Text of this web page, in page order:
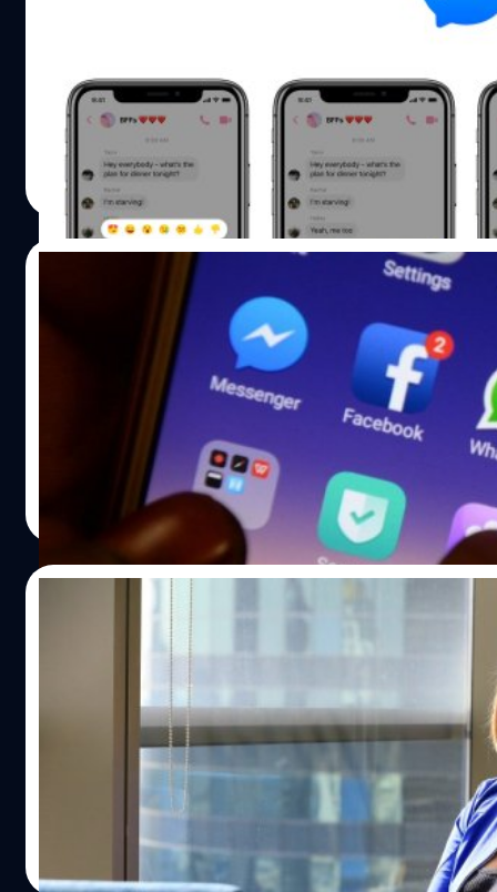
ความต้องการของคนไทย กับเทคโนโลยีระดับโลกจาก ‘โกเจ็ก
ให้ ‘เก็ท’สามารถเดินตามเป้าหมายเพื่อช่วยยกระดับคุณภาพ
ทดลองใช้ ได้มีการเรียกทริปใช้บริการเข้ามาแล้วกว่า2 ล้านครั้
เป็นบทพิสูจน์ที่ปฏิเสธไม่ได้เลยว่า ผู้บริโภคต้องการทางเลือก
โดยที่ผ่านมา คนขับของเราได้เดินทางไปทั่วกรุงเทพฯ แล้วเป็น
ทางกว่า 3 ล้านกิโลเมตร หรือเท่ากับระยะทางไปกลับระหว่างโ
ดวงจันทร์มากถึง 7 รอบ “ในช่วงทดสอบแอป เราได้รับผลตอ
จากทั้งกลุ่มคนขับและผู้ใช้บริการ และได้นำข้อมูลจากผู้ใช้งาน
พัฒนาบริการให้ตรงกับความต้องการมากยิ่งขึ้น ตอนนี้เราพร้
เสนอทั้ง 3 บริการ ประกอบด้วย GET…
ดังกล่าวเหมาะสำหรับใครที่ส่งข้อความผิด จนไปถึงส่งข้อคว
เพราะสามารถลบข้อความได้ทันก่อนที่ใครจะมาเห็น ฟีเจอร์ลบ
ข้อความหรือ Unsend ทำงานได้โดยการแตะบนข้อความที่ถูก
ระยะเวลาไม่เกิน 10 นาที โดยจะมีสองตัวเลือกเด้งขึ้นมาให้เลือ
ได้แก่ Remove for Everyone และ Remove for You Remove
Everyone: ลบไม่ให้ทุกคนเห็น Remove for You: ลบไม่ให้คุ
เห็นคนเดียว เมื่อลบข้อความไปแล้วก็จะมีข้อความขึ้นมาแทนว่
removed a message" ข้อความจะถูกลบไปทั้งสองฝ่ายหากเลื
Remove for Everyone ครับ ก่อนหน้านี้มีรายงานว่า เดิมฟีเจอร์
Unsend นั้นถูกสร้างขึ้นสำหรับผู้บริหารระดับสูงอย่าง Mark
Zuckerburg เมื่อส่งข้อความไปแล้ว ข้อความจะหายไปตามระย
ที่กำหนดเอาไว้ หลังจากนั้นจึงมีประเด็นดังกล่าวออกมาจนทำ
Facebook ออกมาประกาศว่าจะพัฒนาฟีเจอร์ Unsend ออกม
คนใช้งานในวันเดียวกันนั้นเอง อ้างอิง
วัชรกุล พัฒนาประทีป| 2739 days ago
Read More
Facebook เตรียมรวม Messenger,
และ Instagram เป็นหนึ่งเดียว : อาจเริ่มใช้ต้นปี
Facebook เตรียมรวมบริการแอปแชทอย่าง WhatsApp,
และ Instagram ให้เป็นหนึ่งเดียว
ปรีดี ฤกษ์วลีกุล | 2751 days ago
Facebook เสริมความรู้ดิจิทัล เผยข้อมูลข่าวสา
Facebook ได้ดำเนินงานหลากด้านเพื่อปกป้องและรักษาความ
ด้านการนำเสนอข้อมูลและข่าวสารสำหรับการเลือกตั้ง ที่กำลัง
ขึ้นทั่วโลก และป้องกันการขัดขวางขั้นตอนการเลือกตั้งที่อาจเ
บนแพลตฟอร์ม รวมถึงการเพิ่มจำนวนพนักงานทั่วโลกเป็นสอง
รวมจำนวน 30,000 คน ซึ่งมีหน้าที่รับผิดชอบด้าน "ความปลอ
และความมั่นคง" ทั้งนี้ Facebook ยังมีทีมงานเฉพาะที่ทำหน้า
จับและป้องกันผู้ประสงค์ร้ายและการใช้งานแพลตฟอร์มในทา
salinee tintumrong